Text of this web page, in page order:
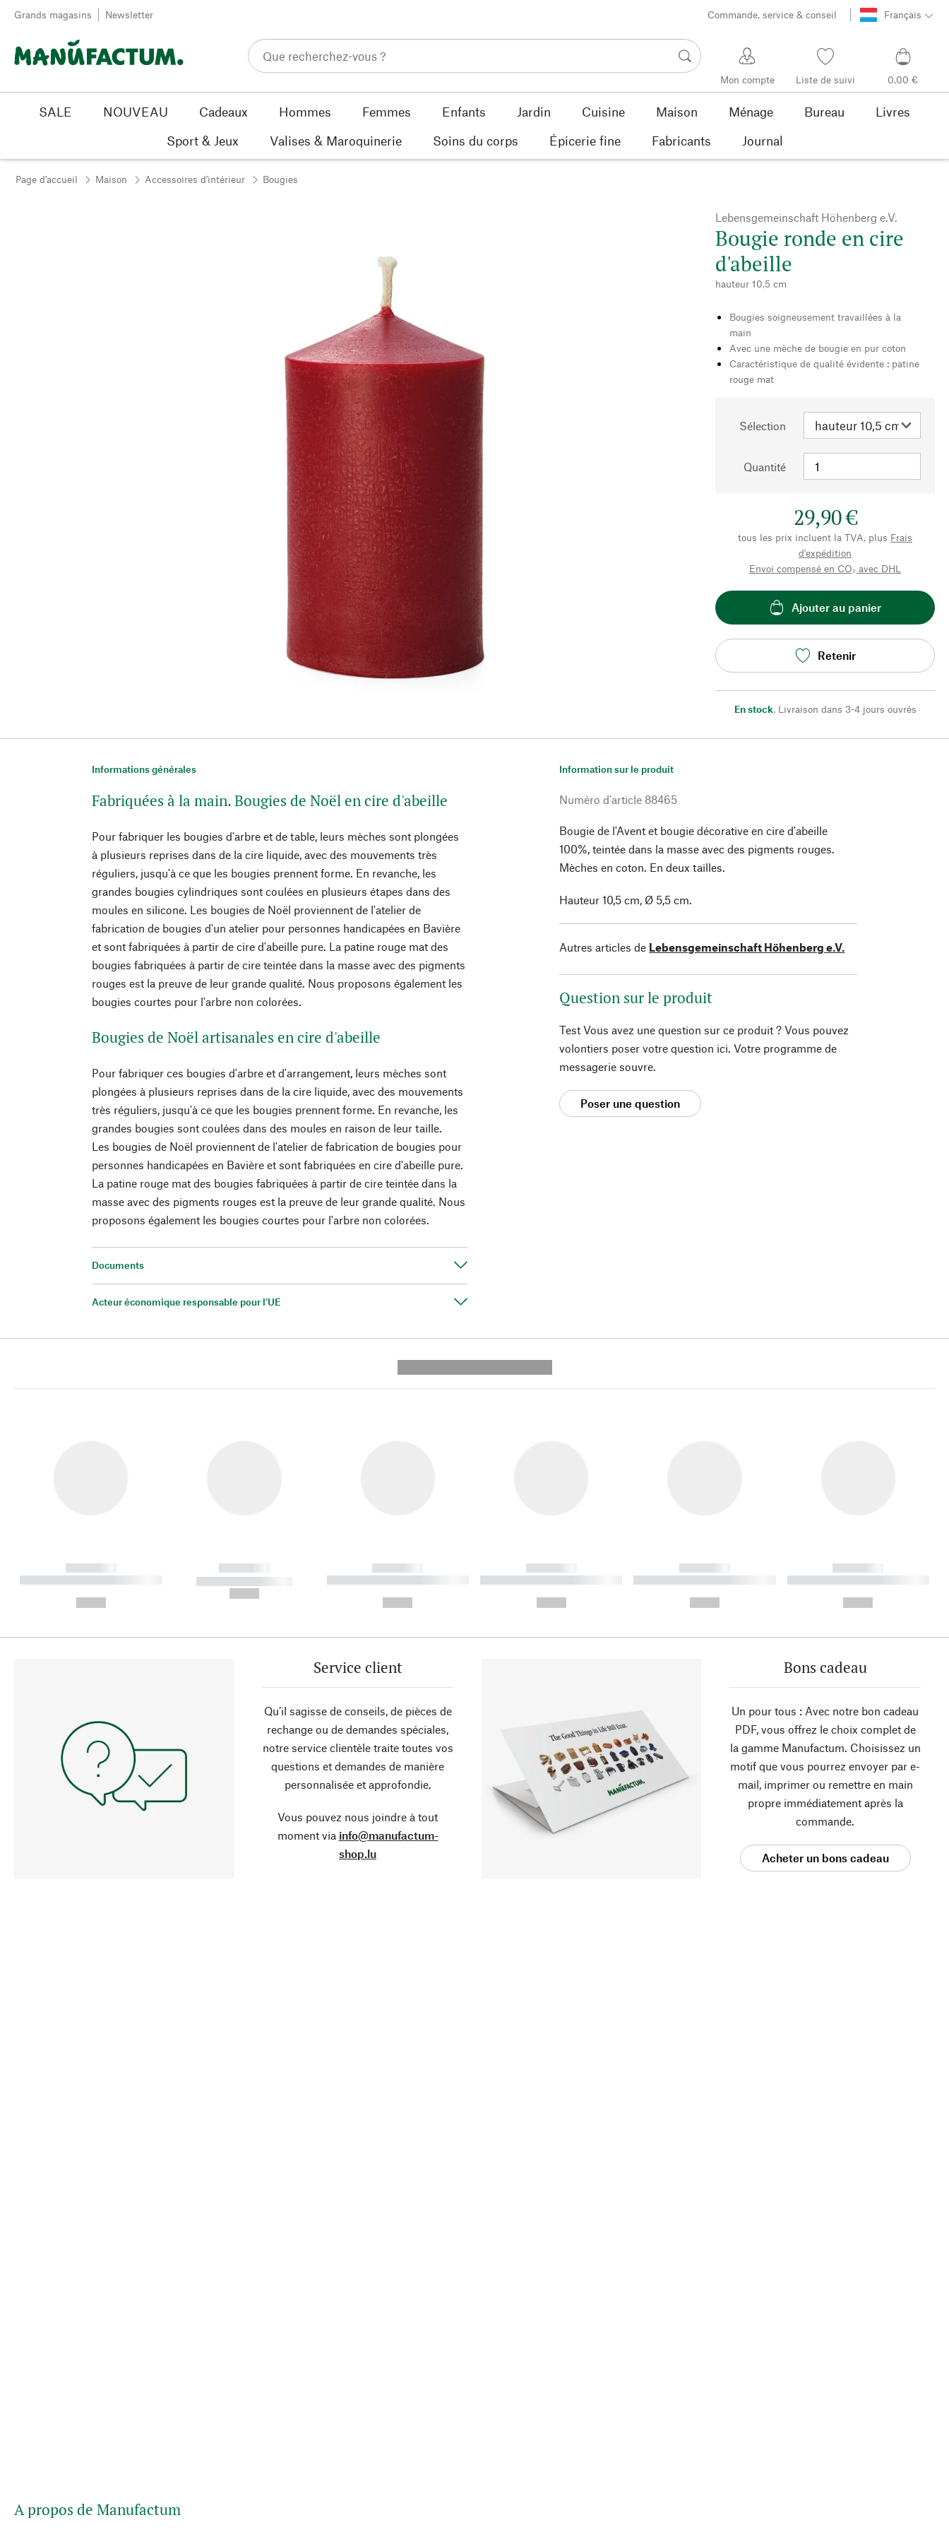
Passer au contenu
Grands magasins Newsletter Commande, service & conseil Français
Mon compte Liste de suivi 0,00 €
SALE NOUVEAU Cadeaux Hommes Femmes Enfants Jardin Cuisine Maison Ménage Bureau
Livres
Sport & Jeux
Valises & Maroquinerie Soins du corps Épicerie fine Fabricants Journal
Page d'accueil Maison Accessoires d'intérieur Bougies
Lebensgemeinschaft Höhenberg e.V.
Bougie ronde en cire
d'abeille
hauteur 10,5 cm
Bougies soigneusement travaillées à la
main
Avec une mèche de bougie en pur coton
Caractéristique de qualité évidente : patine
rouge mat
Sélection
Quantité
29,90 €
tous les prix incluent la TVA, plus Frais
d'expédition
Envoi compensé en CO₂ avec DHL
Ajouter au panier
Retenir
En stock, Livraison dans 3-4 jours ouvrés
Informations générales
Fabriquées à la main. Bougies de Noël en cire d'abeille
Pour fabriquer les bougies d'arbre et de table, leurs mèches sont plongées
à plusieurs reprises dans de la cire liquide, avec des mouvements très
réguliers, jusqu'à ce que les bougies prennent forme. En revanche, les
grandes bougies cylindriques sont coulées en plusieurs étapes dans des
moules en silicone. Les bougies de Noël proviennent de l'atelier de
fabrication de bougies d'un atelier pour personnes handicapées en Bavière
et sont fabriquées à partir de cire d'abeille pure. La patine rouge mat des
bougies fabriquées à partir de cire teintée dans la masse avec des pigments
rouges est la preuve de leur grande qualité. Nous proposons également les
bougies courtes pour l'arbre non colorées.
Bougies de Noël artisanales en cire d'abeille
Pour fabriquer ces bougies d'arbre et d'arrangement, leurs mèches sont
plongées à plusieurs reprises dans de la cire liquide, avec des mouvements
très réguliers, jusqu'à ce que les bougies prennent forme. En revanche, les
grandes bougies sont coulées dans des moules en raison de leur taille.
Les bougies de Noël proviennent de l'atelier de fabrication de bougies pour
personnes handicapées en Bavière et sont fabriquées en cire d'abeille pure.
La patine rouge mat des bougies fabriquées à partir de cire teintée dans la
masse avec des pigments rouges est la preuve de leur grande qualité. Nous
proposons également les bougies courtes pour l'arbre non colorées.
Documents
Acteur économique responsable pour l'UE
Information sur le produit
Numéro d'article 88465
Bougie de l'Avent et bougie décorative en cire d'abeille
100%, teintée dans la masse avec des pigments rouges.
Mèches en coton. En deux tailles.
Hauteur 10,5 cm, Ø 5,5 cm.
Autres articles de Lebensgemeinschaft Höhenberg e.V.
Question sur le produit
Test Vous avez une question sur ce produit ? Vous pouvez
volontiers poser votre question ici. Votre programme de
messagerie souvre.
Poser une question
------------
----------- ----------- ----------
------------
----------- -----------
------------
----------- ----------- ----------
------------
----------- ----------- ----------
------------
----------- ----------- ----------
------------
----------- ----------- ----------
Service client
Qu’il sagisse de conseils, de pièces de
rechange ou de demandes spéciales,
notre service clientèle traite toutes vos
questions et demandes de manière
personnalisée et approfondie.
Vous pouvez nous joindre à tout
moment via info@manufactum-
shop.lu
Bons cadeau
Un pour tous : Avec notre bon cadeau
PDF, vous offrez le choix complet de
la gamme Manufactum. Choisissez un
motif que vous pourrez envoyer par e-
mail, imprimer ou remettre en main
propre immédiatement après la
commande.
Acheter un bons cadeau
A propos de Manufactum